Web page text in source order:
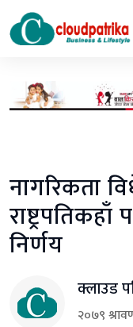
नागरिकता
निर्णय
क्लाउड
२०७९